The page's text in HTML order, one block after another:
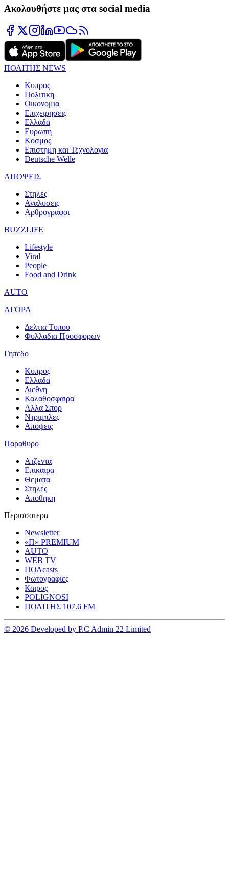
Ακολουθήστε μας στα social media
ΠΟΛΙΤΗΣ NEWS
Κυπρος
Πολιτικη
Οικονομια
Επιχειρησεις
Ελλαδα
Ευρωπη
Κοσμος
Επιστημη και Τεχνολογια
Deutsche Welle
ΑΠΟΨΕΙΣ
Στηλες
Αναλυσεις
Αρθρογραφοι
BUZZLIFE
Lifestyle
Viral
People
Food and Drink
AUTO
ΑΓΟΡΑ
Δελτια Τυπου
Φυλλαδια Προσφορων
Γηπεδο
Κυπρος
Ελλαδα
Διεθνη
Καλαθοσφαιρα
Αλλα Σπορ
Ντριμπλες
Αποψεις
Παραθυρο
Ατζεντα
Επικαιρα
Θεματα
Στηλες
Αποθηκη
Περισσοτερα
Newsletter
«Π» PREMIUM
AUTO
WEB TV
ΠΟΛcasts
Φωτογραφιες
Καιρος
POLIGNOSI
ΠΟΛΙΤΗΣ 107.6 FM
© 2026 Developed by P.C Admin 22 Limited